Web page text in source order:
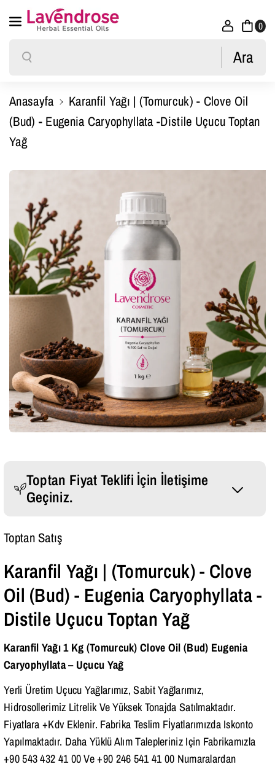
İçeriğe Atla
Ara Ara
0
Anasayfa
Karanfil Yağı | (Tomurcuk) - Clove Oil
(Bud) - Eugenia Caryophyllata -Distile Uçucu Toptan
Yağ
Toptan Fiyat Teklifi İçin İletişime
Geçiniz.
Toptan Satış
Karanfil Yağı | (Tomurcuk) - Clove
Oil (Bud) - Eugenia Caryophyllata -
Distile Uçucu Toptan Yağ
Karanfil Yağı 1 Kg (Tomurcuk) Clove Oil (Bud) Eugenia
Caryophyllata – Uçucu Yağ
Yerli Üretim Uçucu Yağlarımız, Sabit Yağlarımız,
Hidrosollerimiz Litrelik Ve Yüksek Tonajda Satılmaktadır.
Fiyatlara +Kdv Eklenir. Fabrika Teslim Fİyatlarımızda Iskonto
Yapılmaktadır. Daha Yüklü Alım Talepleriniz Için Fabrikamızla
+90 543 432 41 00 Ve +90 246 541 41 00 Numaralardan